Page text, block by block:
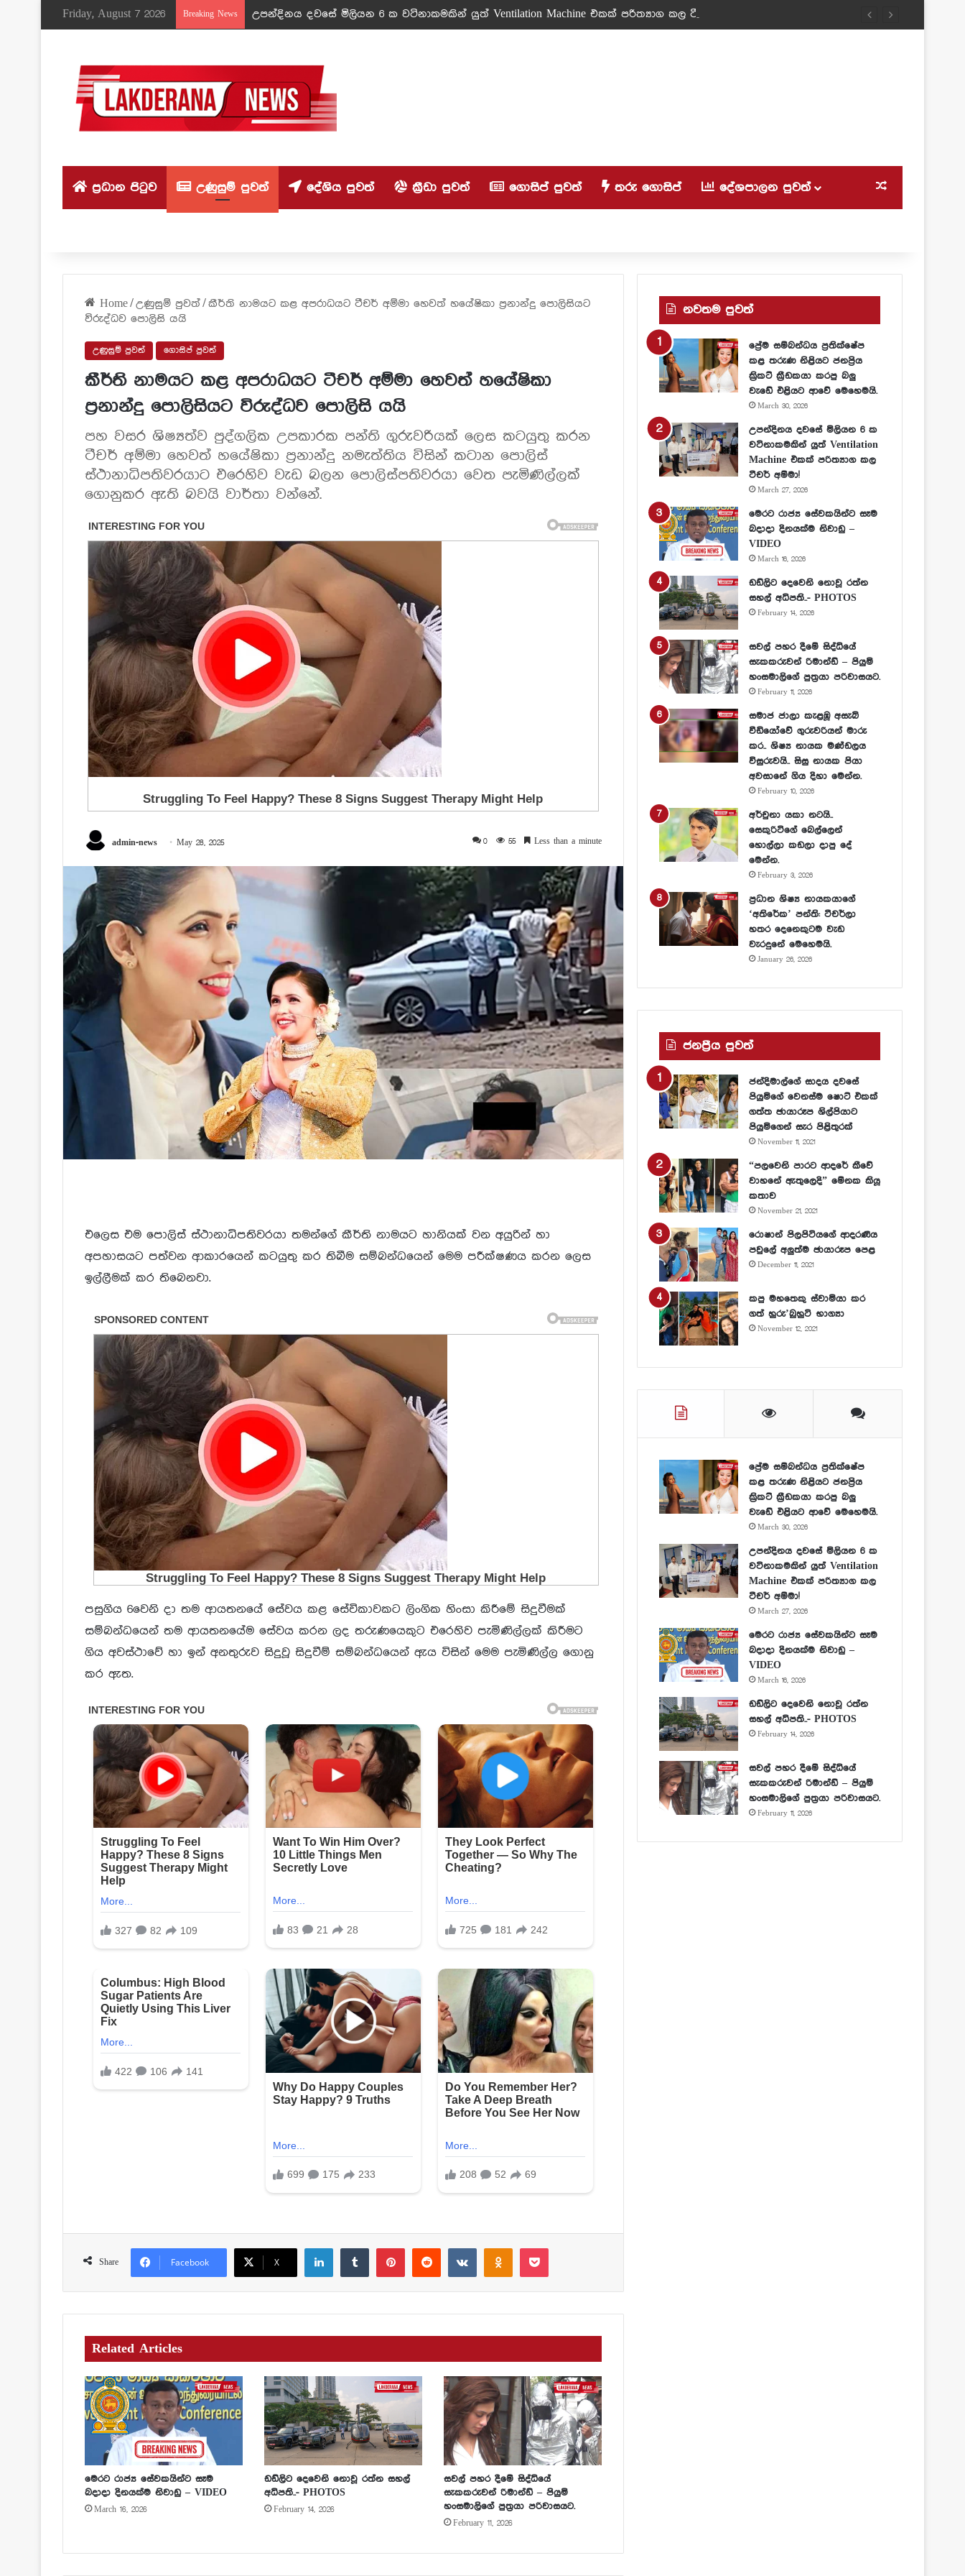
Friday, August 7 2026 Breaking News උපන්දිනය දවසේ මිලියන 6 ක වටිනාකමකින් යුත් Ventilation Machine එකක් පරිත්‍යාග කල ටීචර් අම්මා!
ප්‍රධාන පිටුව උණුසුම් පුවත් දේශිය පුවත් ක්‍රීඩා පුවත් ගොසිප් පුවත් තරු ගොසිප් දේශපාලන පුවත් Random Article
Home/උණුසුම් පුවත්/කීර්ති නාමයට කළ අපරාධයට ටීචර් අම්මා හෙවත් හයේෂිකා ප්‍රනාන්දු පොලිසියට
විරුද්ධව පොලිසි යයි
උණුසුම් පුවත් ගොසිප් පුවත්
කීර්ති නාමයට කළ අපරාධයට ටීචර් අම්මා හෙවත් හයේෂිකා
ප්‍රනාන්දු පොලිසියට විරුද්ධව පොලිසි යයි
පහ වසර ශිෂ්‍යත්ව පුද්ගලික උපකාරක පන්ති ගුරුවරියක් ලෙස කටයුතු කරන
ටීචර් අම්මා හෙවත් හයේෂිකා ප්‍රනාන්දු නමැත්තිය විසින් කටාන පොලිස්
ස්ථානාධිපතිවරයාට එරෙහිව වැඩ බලන පොලිස්පතිවරයා වෙත පැමිණිල්ලක්
ගොනුකර ඇති බවයි වාර්තා වන්නේ.
admin-news May 28, 2025 0 55 Less than a minute
එලෙස එම පොලිස් ස්ථානාධිපතිවරයා තමන්ගේ කීර්ති නාමයට හානියක් වන අයුරින් හා
අපහාසයට පත්වන ආකාරයෙන් කටයුතු කර තිබීම සම්බන්ධයෙන් මෙම පරීක්ෂණය කරන ලෙස
ඉල්ලීමක් කර තිබෙනවා.
පසුගිය 6වෙනි දා තම ආයතනයේ සේවය කළ සේවිකාවකට ලිංගික හිංසා කිරීමේ සිදුවීමක්
සම්බන්ධයෙන් තම ආයතනයේම සේවය කරන ලද තරුණයෙකුට එරෙහිව පැමිණිල්ලක් කිරීමට
ගිය අවස්ථාවේ හා ඉන් අනතුරුව සිදුවූ සිදුවීම් සම්බන්ධයෙන් ඇය විසින් මෙම පැමිණිල්ල ගොනු
කර ඇත.
Share Facebook X
Related Articles
මෙරට රාජ්‍ය සේවකයින්ට සෑම
බදාදා දිනයක්ම නිවාඩු – VIDEO
March 16, 2026
ඩඩ්ලිට දෙවෙනි නොවූ රත්න සහල්
අධිපති..- PHOTOS
February 14, 2026
සවල් පහර දීමේ සිද්ධියේ
සැකකරුවන් රිමාන්ඩ් – පියුමි
හංසමාලිගේ පුත්‍රයා පරිවාසයට.
February 11, 2026
නවතම පුවත්
ප්‍රේම සම්බන්ධය ප්‍රතික්ෂේප
කළ තරුණ නිළියට ජනප්‍රිය
ක්‍රිකට් ක්‍රීඩකයා කරපු බලු
වැඩේ එළියට ආවේ මෙහෙමයි.
March 30, 2026
උපන්දිනය දවසේ මිලියන 6 ක
වටිනාකමකින් යුත් Ventilation
Machine එකක් පරිත්‍යාග කල
ටීචර් අම්මා!
March 27, 2026
මෙරට රාජ්‍ය සේවකයින්ට සෑම
බදාදා දිනයක්ම නිවාඩු –
VIDEO
March 16, 2026
ඩඩ්ලිට දෙවෙනි නොවූ රත්න
සහල් අධිපති..- PHOTOS
February 14, 2026
සවල් පහර දීමේ සිද්ධියේ
සැකකරුවන් රිමාන්ඩ් – පියුමි
හංසමාලිගේ පුත්‍රයා පරිවාසයට.
February 11, 2026
සමාජ ජාලා කැළඹූ අසැබි
වීඩියෝවේ ගුරුවරියන් මාරු
කර.. ශිෂ්‍ය නායක මණ්ඩලය
විසුරුවයි.. සිසු නායක පියා
අවසානේ ගිය දිහා මෙන්න.
February 10, 2026
අර්චුනා යකා නටයි..
සෙකුරිටිගේ බෙල්ලෙන්
හොල්ලා කඩලා දාපු දේ
මෙන්න.
February 3, 2026
ප්‍රධාන ශිෂ්‍ය නායකයාගේ
‘අතිරේක’ පන්ති: ටීචර්ලා
හතර දෙනෙකුටම වැඩ
වැරදුනේ මෙහෙමයි.
January 26, 2026
ජනප්‍රීය පුවත්
ජන්දිමාල්ගේ සාදය දවසේ
පියුමිගේ වෙනස්ම ෂොට් එකක්
ගත්ත ඡායාරූප ශිල්පියාට
පියුමිගෙන් සැර පිළිතුරක්
November 11, 2021
“පලවෙනි පාරට ආදරේ කීවේ
වාහනේ ඇතුලෙදි” මේනක කියූ
කතාව
November 21, 2021
රොෂාන් පිලපිටියගේ ආදරණීය
පවුලේ අලුත්ම ඡායාරූප පෙළ
December 11, 2021
කපු මහතෙකු ස්වාමියා කර
ගත් හුරු’බුහුටි භාග්‍යා
November 12, 2021
ප්‍රේම සම්බන්ධය ප්‍රතික්ෂේප
කළ තරුණ නිළියට ජනප්‍රිය
ක්‍රිකට් ක්‍රීඩකයා කරපු බලු
වැඩේ එළියට ආවේ මෙහෙමයි.
March 30, 2026
උපන්දිනය දවසේ මිලියන 6 ක
වටිනාකමකින් යුත් Ventilation
Machine එකක් පරිත්‍යාග කල
ටීචර් අම්මා!
March 27, 2026
මෙරට රාජ්‍ය සේවකයින්ට සෑම
බදාදා දිනයක්ම නිවාඩු –
VIDEO
March 16, 2026
ඩඩ්ලිට දෙවෙනි නොවූ රත්න
සහල් අධිපති..- PHOTOS
February 14, 2026
සවල් පහර දීමේ සිද්ධියේ
සැකකරුවන් රිමාන්ඩ් – පියුමි
හංසමාලිගේ පුත්‍රයා පරිවාසයට.
February 11, 2026